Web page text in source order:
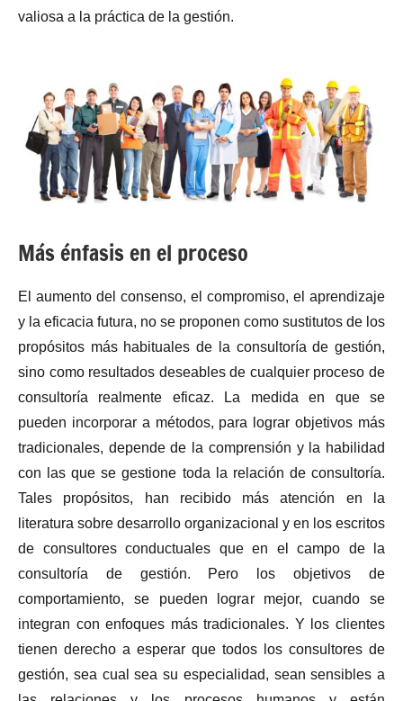
valiosa a la práctica de la gestión.
Más énfasis en el proceso
El aumento del consenso, el compromiso, el aprendizaje
y la eficacia futura, no se proponen como sustitutos de los
propósitos más habituales de la consultoría de gestión,
sino como resultados deseables de cualquier proceso de
consultoría realmente eficaz. La medida en que se
pueden incorporar a métodos, para lograr objetivos más
tradicionales, depende de la comprensión y la habilidad
con las que se gestione toda la relación de consultoría.
Tales propósitos, han recibido más atención en la
literatura sobre desarrollo organizacional y en los escritos
de consultores conductuales que en el campo de la
consultoría de gestión. Pero los objetivos de
comportamiento, se pueden lograr mejor, cuando se
integran con enfoques más tradicionales. Y los clientes
tienen derecho a esperar que todos los consultores de
gestión, sea cual sea su especialidad, sean sensibles a